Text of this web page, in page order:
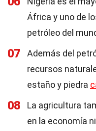
África y uno de
petróleo del
07
Además del
recursos
estaño y piedra
08
La agricultura
en la economía